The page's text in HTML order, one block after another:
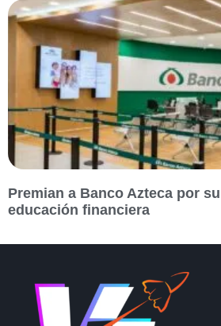
Premian a Banco Azteca por
educación financiera